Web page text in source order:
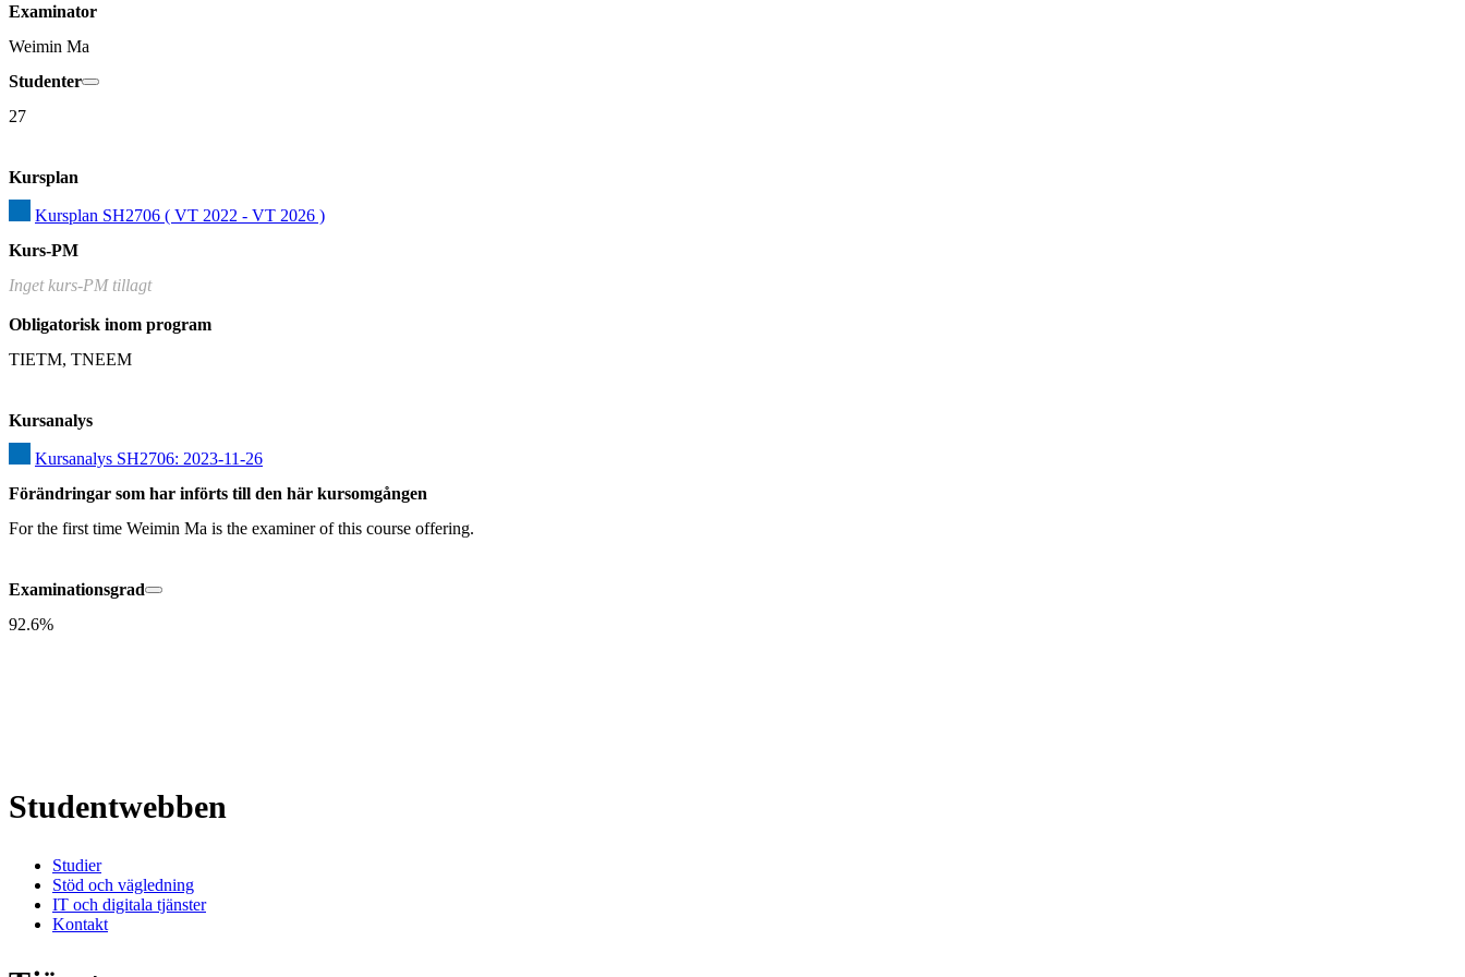
Examinator
Weimin Ma
Studenter
27
Kursplan
Kursplan SH2706 ( VT 2022 - VT 2026 )
Kurs-PM
Inget kurs-PM tillagt
Obligatorisk inom program
TIETM, TNEEM
Kursanalys
Kursanalys SH2706: 2023-11-26
Förändringar som har införts till den här kursomgången
For the first time Weimin Ma is the examiner of this course offering.
Examinationsgrad
92.6%
Studentwebben
Studier
Stöd och vägledning
IT och digitala tjänster
Kontakt